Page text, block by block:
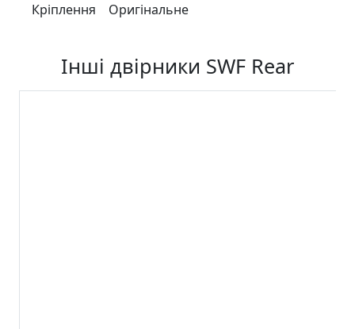
Кріплення
Оригінальне
Інші двірники SWF Rear